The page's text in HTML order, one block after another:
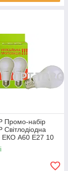
Промо-набір
Світлодіодна
ЕКО A60 E27 10
3in1 (20)